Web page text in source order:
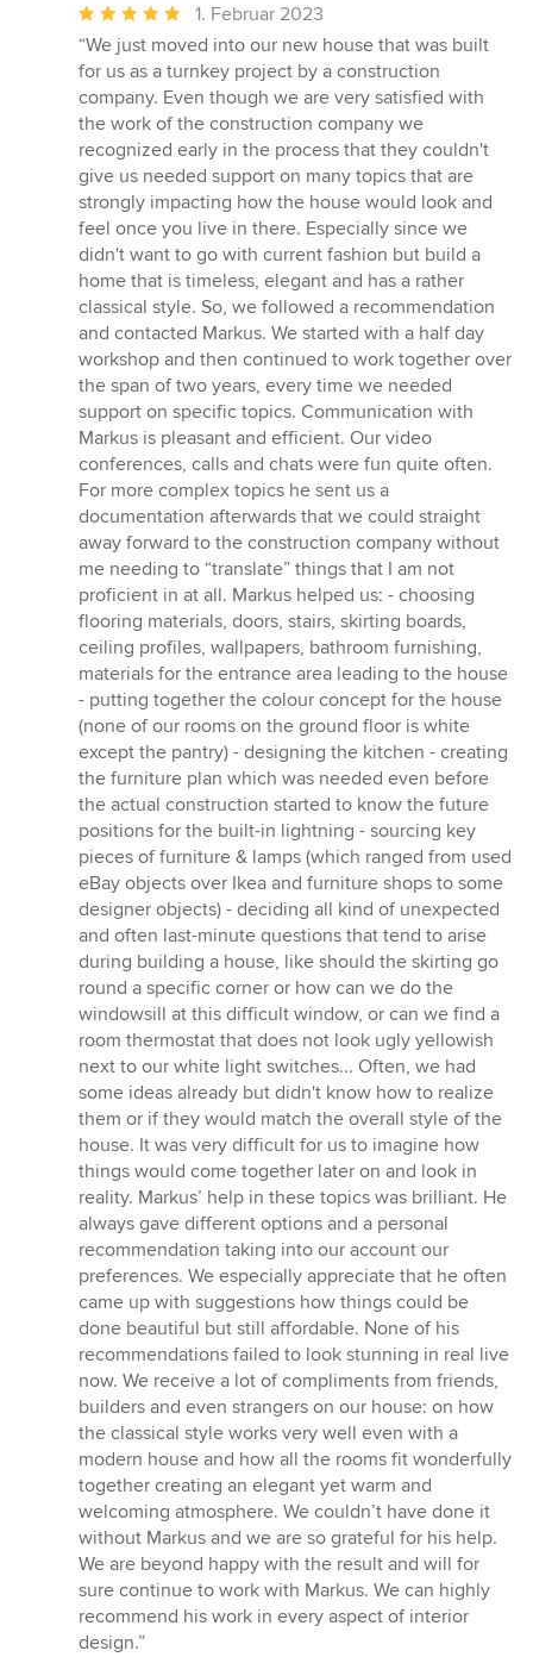
Durchschnittliche
Bewertung:
5
von
5
Sternen
1. Februar 2023
“We just moved into our new house that was built
for us as a turnkey project by a construction
company. Even though we are very satisfied with
the work of the construction company we
recognized early in the process that they couldn't
give us needed support on many topics that are
strongly impacting how the house would look and
feel once you live in there. Especially since we
didn't want to go with current fashion but build a
home that is timeless, elegant and has a rather
classical style. So, we followed a recommendation
and contacted Markus. We started with a half day
workshop and then continued to work together over
the span of two years, every time we needed
support on specific topics. Communication with
Markus is pleasant and efficient. Our video
conferences, calls and chats were fun quite often.
For more complex topics he sent us a
documentation afterwards that we could straight
away forward to the construction company without
me needing to “translate” things that I am not
proficient in at all. Markus helped us: - choosing
flooring materials, doors, stairs, skirting boards,
ceiling profiles, wallpapers, bathroom furnishing,
materials for the entrance area leading to the house
- putting together the colour concept for the house
(none of our rooms on the ground floor is white
except the pantry) - designing the kitchen - creating
the furniture plan which was needed even before
the actual construction started to know the future
positions for the built-in lightning - sourcing key
pieces of furniture & lamps (which ranged from used
eBay objects over Ikea and furniture shops to some
designer objects) - deciding all kind of unexpected
and often last-minute questions that tend to arise
during building a house, like should the skirting go
round a specific corner or how can we do the
windowsill at this difficult window, or can we find a
room thermostat that does not look ugly yellowish
next to our white light switches... Often, we had
some ideas already but didn't know how to realize
them or if they would match the overall style of the
house. It was very difficult for us to imagine how
things would come together later on and look in
reality. Markus’ help in these topics was brilliant. He
always gave different options and a personal
recommendation taking into our account our
preferences. We especially appreciate that he often
came up with suggestions how things could be
done beautiful but still affordable. None of his
recommendations failed to look stunning in real live
now. We receive a lot of compliments from friends,
builders and even strangers on our house: on how
the classical style works very well even with a
modern house and how all the rooms fit wonderfully
together creating an elegant yet warm and
welcoming atmosphere. We couldn’t have done it
without Markus and we are so grateful for his help.
We are beyond happy with the result and will for
sure continue to work with Markus. We can highly
recommend his work in every aspect of interior
design.”